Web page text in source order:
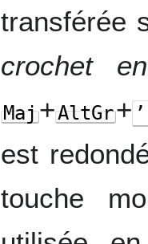
transférée
crochet
Maj+AltGr+
est
touche